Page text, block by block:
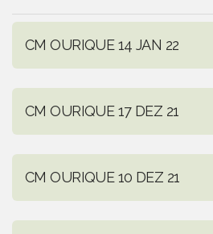
CM OURIQUE 14 JAN 22
CM OURIQUE 17 DEZ 21
CM OURIQUE 10 DEZ 21